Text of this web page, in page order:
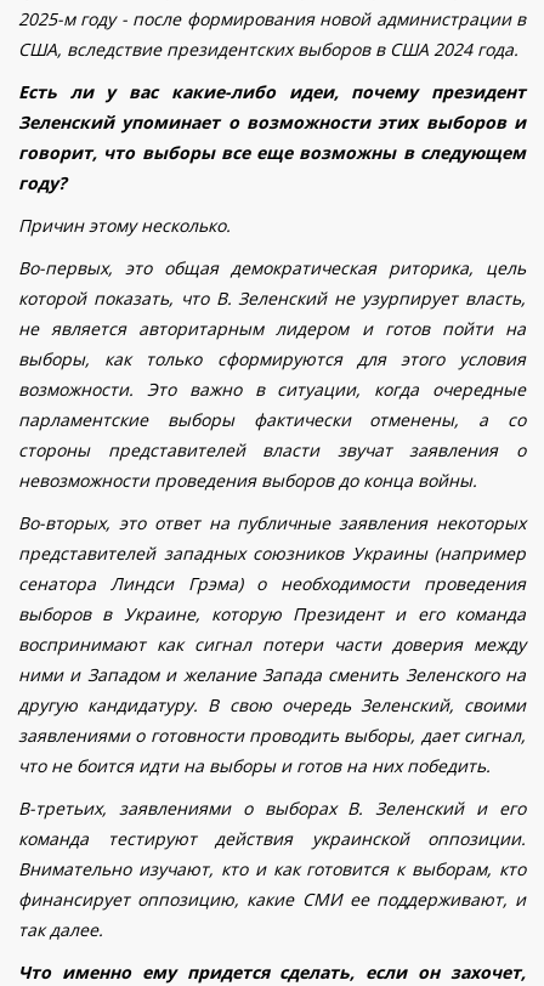
2025-м году - после формирования новой администрации в
США, вследствие президентских выборов в США 2024 года.
Есть ли у вас какие-либо идеи, почему президент
Зеленский упоминает о возможности этих выборов и
говорит, что выборы все еще возможны в следующем
году?
Причин этому несколько.
Во-первых, это общая демократическая риторика, цель
которой показать, что В. Зеленский не узурпирует власть,
не является авторитарным лидером и готов пойти на
выборы, как только сформируются для этого условия
возможности. Это важно в ситуации, когда очередные
парламентские выборы фактически отменены, а со
стороны представителей власти звучат заявления о
невозможности проведения выборов до конца войны.
Во-вторых, это ответ на публичные заявления некоторых
представителей западных союзников Украины (например
сенатора Линдси Грэма) о необходимости проведения
выборов в Украине, которую Президент и его команда
воспринимают как сигнал потери части доверия между
ними и Западом и желание Запада сменить Зеленского на
другую кандидатуру. В свою очередь Зеленский, своими
заявлениями о готовности проводить выборы, дает сигнал,
что не боится идти на выборы и готов на них победить.
В-третьих, заявлениями о выборах В. Зеленский и его
команда тестируют действия украинской оппозиции.
Внимательно изучают, кто и как готовится к выборам, кто
финансирует оппозицию, какие СМИ ее поддерживают, и
так далее.
Что именно ему придется сделать, если он захочет,